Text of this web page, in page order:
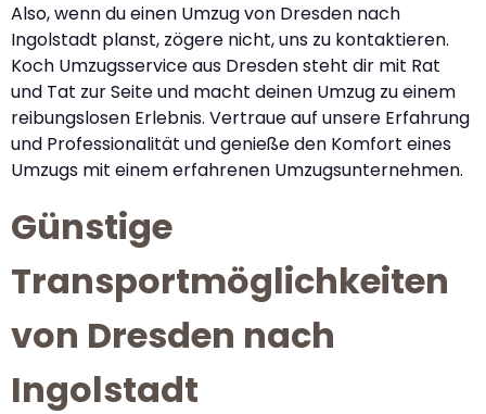
Also, wenn du einen Umzug von Dresden nach
Ingolstadt planst, zögere nicht, uns zu kontaktieren.
Koch Umzugsservice aus Dresden steht dir mit Rat
und Tat zur Seite und macht deinen Umzug zu einem
reibungslosen Erlebnis. Vertraue auf unsere Erfahrung
und Professionalität und genieße den Komfort eines
Umzugs mit einem erfahrenen Umzugsunternehmen.
Günstige
Transportmöglichkeiten
von Dresden nach
Ingolstadt